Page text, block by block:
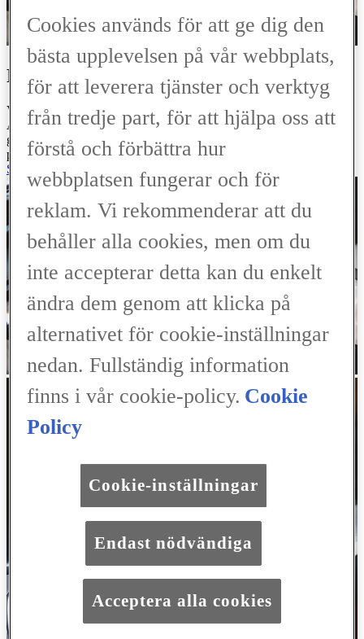
REPARERA DIN LEXUS
Vi erbjuder en komplett uppsättning av reparationer för din Lexus.
Allt från små skador eller repor till mer omfattande reparationer som
gör att din Lexus ser ut som ny. Våra tränade tekniker lagar din bil
professionellt och smidigt, alltid med Lexus originaldelar.
SERVICEFÖRFRÅGAN
Cookies används för att ge dig den
bästa upplevelsen på vår webbplats,
för att leverera tjänster och verktyg
från tredje part, för att hjälpa oss att
förstå och förbättra hur
webbplatsen fungerar och för
reklam. Vi rekommenderar att du
behåller alla cookies, men om du
inte accepterar detta kan du enkelt
ändra dem genom att klicka på
alternativet för cookie-inställningar
nedan. Fullständig information
finns i vår cookie-policy. Cookie
Policy
Cookie-inställningar
Endast nödvändiga
Acceptera alla cookies